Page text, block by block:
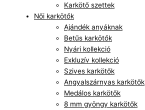
Karkötő szettek
Női karkötők
Ajándék anyáknak
Betűs karkötők
Nyári kollekció
Exkluzív kollekció
Szives karkötők
Angyalszárnyas karkötők
Medálos karkötők
8 mm gyöngy karkötők